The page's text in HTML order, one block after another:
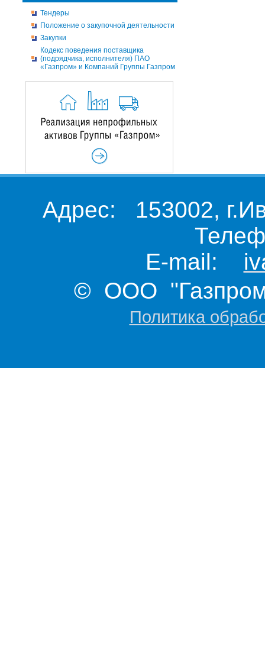
Тендеры
Положение о закупочной деятельности
Закупки
Кодекс поведения поставщика
(подрядчика, исполнителя) ПАО
«Газпром» и Компаний Группы Газпром
Адрес: 153002,
E-mail:
© ООО "Газпром
Политика